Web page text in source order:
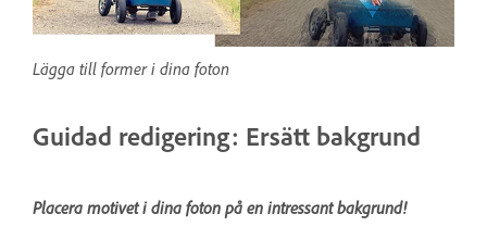
Lägga till former i dina foton
Guidad redigering: Ersätt bakgrund
Placera motivet i dina foton på en intressant bakgrund!